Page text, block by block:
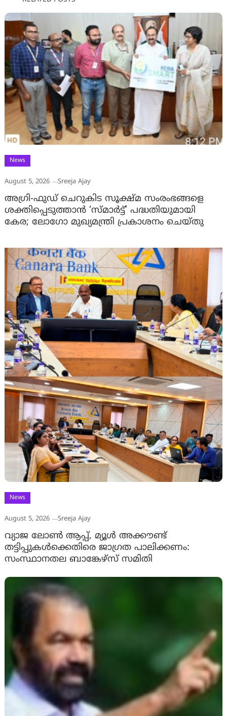
News
August 5, 2026 Sreeja Ajay
അഗ്രി-ഫുഡ് ചെറുകിട സൂക്ഷ്മ സംരംഭങ്ങളെ
ശക്തിപ്പെടുത്താന്‍ ‘സ്മാര്‍ട്ട്’ പദ്ധതിയുമായി
കേര; ലോഗോ മുഖ്യമന്ത്രി പ്രകാശനം ചെയ്തു
News
August 5, 2026 Sreeja Ajay
വ്യാജ ലോൺ ആപ്പ്, മ്യൂൾ അക്കൗണ്ട്
തട്ടിപ്പുകൾക്കെതിരെ ജാ​ഗ്രത പാലിക്കണം:
സംസ്ഥാനതല ബാങ്കേഴ്സ് സമിതി